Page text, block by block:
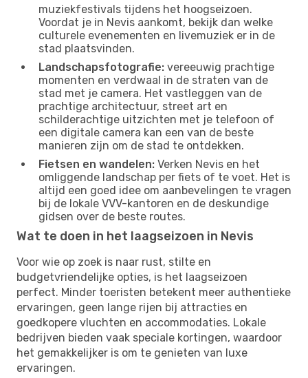
muziekfestivals tijdens het hoogseizoen.
Voordat je in Nevis aankomt, bekijk dan welke
culturele evenementen en livemuziek er in de
stad plaatsvinden.
Landschapsfotografie: vereeuwig prachtige
momenten en verdwaal in de straten van de
stad met je camera. Het vastleggen van de
prachtige architectuur, street art en
schilderachtige uitzichten met je telefoon of
een digitale camera kan een van de beste
manieren zijn om de stad te ontdekken.
Fietsen en wandelen: Verken Nevis en het
omliggende landschap per fiets of te voet. Het is
altijd een goed idee om aanbevelingen te vragen
bij de lokale VVV-kantoren en de deskundige
gidsen over de beste routes.
Wat te doen in het laagseizoen in Nevis
Voor wie op zoek is naar rust, stilte en
budgetvriendelijke opties, is het laagseizoen
perfect. Minder toeristen betekent meer authentieke
ervaringen, geen lange rijen bij attracties en
goedkopere vluchten en accommodaties. Lokale
bedrijven bieden vaak speciale kortingen, waardoor
het gemakkelijker is om te genieten van luxe
ervaringen.